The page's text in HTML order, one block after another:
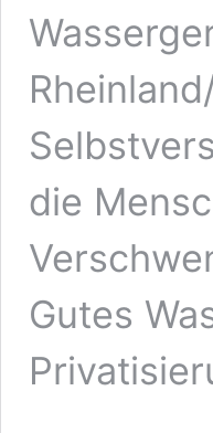
die
Gutes